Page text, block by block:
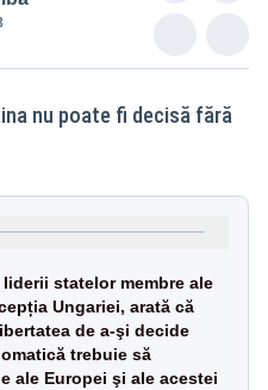
nu poate fi decisă fără
statelor membre ale
Ungariei, arată că
de a-şi decide
trebuie să
ale Europei şi ale acestei